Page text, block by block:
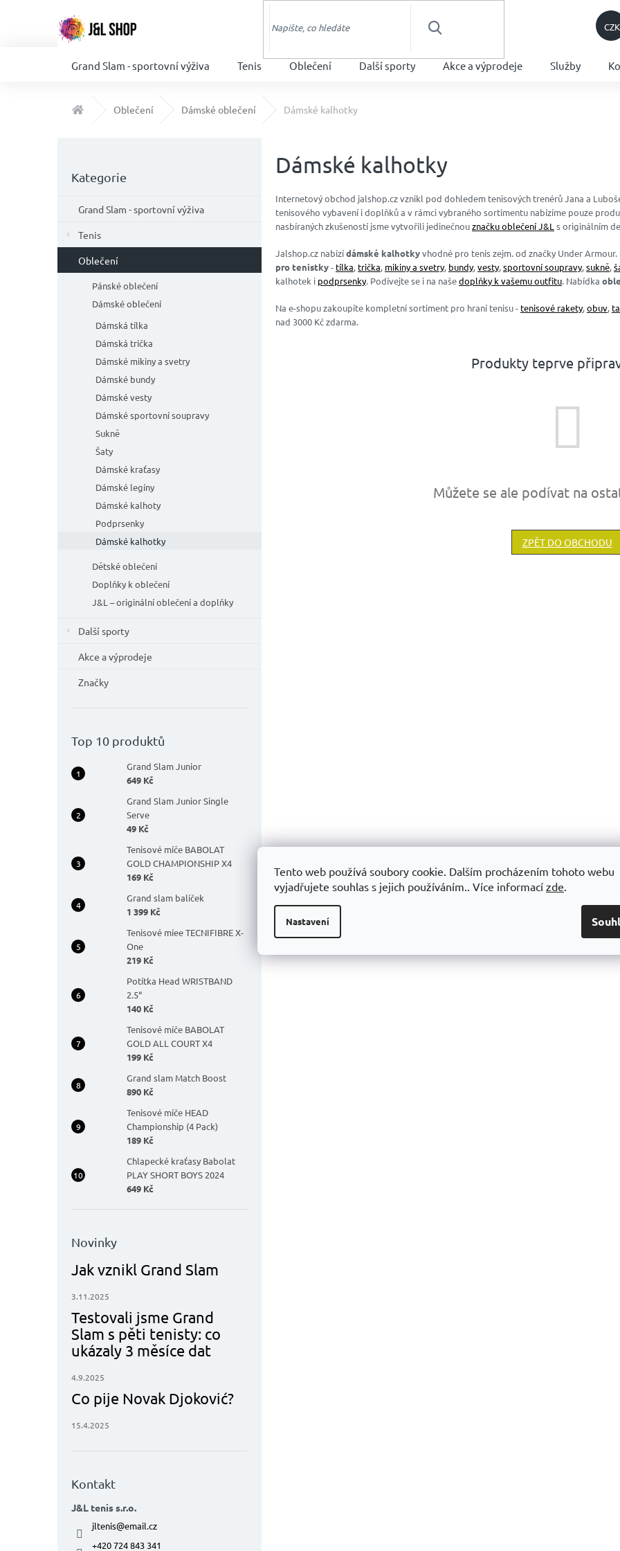
Tento web používá soubory cookie. Dalším procházením tohoto webu
vyjadřujete souhlas s jejich používáním.. Více informací zde.
Nastavení
CZK
HLEDAT
Grand Slam - sportovní výživa Tenis Oblečení Další sporty Akce a výprodeje Služby
Domů Oblečení Dámské oblečení Dámské kalhotky
n
kategorie
Kategorie
Grand Slam - sportovní výživa
Tenis
Oblečení
Pánské oblečení
Dámské oblečení
Dámská tílka
Dámská trička
Dámské mikiny a svetry
Dámské bundy
Dámské vesty
Dámské sportovní soupravy
Sukně
Šaty
Dámské kraťasy
Dámské legíny
Dámské kalhoty
Podprsenky
Dámské kalhotky
Dětské oblečení
Doplňky k oblečení
J&L – originální oblečení a doplňky
Další sporty
Akce a výprodeje
Značky
Top 10 produktů
Grand Slam Junior
649 Kč
Grand Slam Junior Single
Serve
49 Kč
Tenisové míče BABOLAT
GOLD CHAMPIONSHIP X4
169 Kč
Grand slam balíček
1 399 Kč
Tenisové míee TECNIFIBRE X-
One
219 Kč
Potítka Head WRISTBAND
2.5“
140 Kč
Tenisové míče BABOLAT
GOLD ALL COURT X4
199 Kč
Grand slam Match Boost
890 Kč
Tenisové míče HEAD
Championship (4 Pack)
189 Kč
Chlapecké kraťasy Babolat
PLAY SHORT BOYS 2024
649 Kč
Novinky
Jak vznikl Grand Slam
3.11.2025
Testovali jsme Grand
Slam s pěti tenisty: co
ukázaly 3 měsíce dat
4.9.2025
Co pije Novak Djoković?
15.4.2025
Kontakt
J&L tenis s.r.o.
jltenis@email.cz
+420 724 843 341
Dámské kalhotky
Internetový obchod jalshop.czvznikl pod dohledem tenisových trenérů Jana a
tenisového vybavení i doplňků a v rámci vybraného sortimentu nabízíme pouze
nasbíranýchzkušeností jsme vytvořili jedinečnouznačku oblečení J&L s originálním
Jalshop.cz nabízídámské kalhotkyvhodné pro tenis zejm. od značky Under Armour.
pro tenistky- tílka, trička, mikiny a svetry, bundy,vesty,sportovní soupravy,sukně,
kalhotek i podprsenky. Podívejte se i na našedoplňky k vašemu outfitu. Nabídka
Na e-shopu zakoupíte kompletní sortiment pro hraní tenisu - tenisové rakety,obuv,
nad 3000 Kč zdarma.
Produkty teprve
Můžete se ale podívat na
ZPĚT DO OBCHODU